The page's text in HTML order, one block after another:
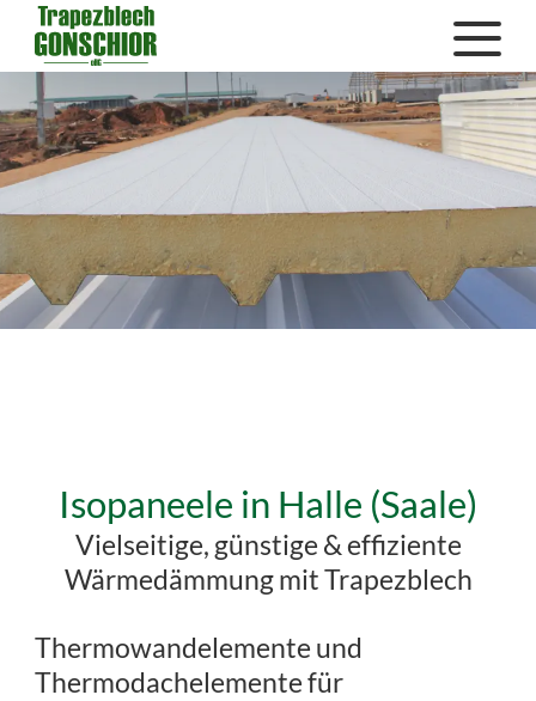
Isopaneele in Halle (Saale)
Vielseitige, günstige & effiziente
Wärmedämmung mit Trapezblech
Thermowandelemente und
Thermodachelemente für